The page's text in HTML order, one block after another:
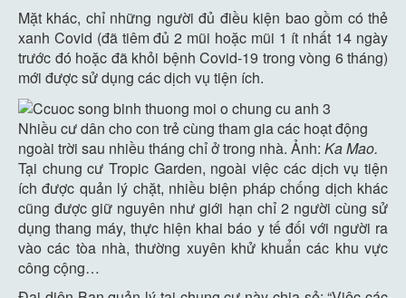
Mặt khác, chỉ những người đủ điều kiện bao gồm có thẻ
xanh Covid (đã tiêm đủ 2 mũi hoặc mũi 1 ít nhất 14 ngày
trước đó hoặc đã khỏi bệnh Covid-19 trong vòng 6 tháng)
mới được sử dụng các dịch vụ tiện ích.
Nhiều cư dân cho con trẻ cùng tham gia các hoạt động
ngoài trời sau nhiều tháng chỉ ở trong nhà. Ảnh: Ka Mao.
Tại chung cư Tropic Garden, ngoài việc các dịch vụ tiện
ích được quản lý chặt, nhiều biện pháp chống dịch khác
cũng được giữ nguyên như giới hạn chỉ 2 người cùng sử
dụng thang máy, thực hiện khai báo y tế đối với người ra
vào các tòa nhà, thường xuyên khử khuẩn các khu vực
công cộng…